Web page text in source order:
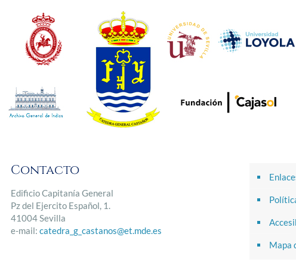
Contacto
Edificio Capitanía General
Pz del Ejercito Español, 1.
41004 Sevilla
e-mail: catedra_g_castanos@et.mde.es
Mapa